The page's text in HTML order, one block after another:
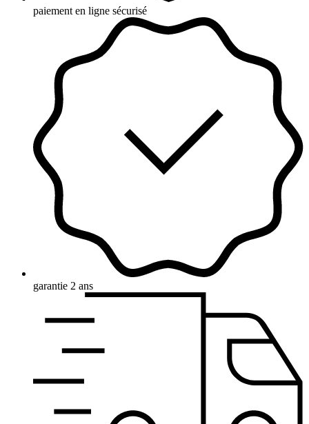
paiement en ligne sécurisé
garantie 2 ans